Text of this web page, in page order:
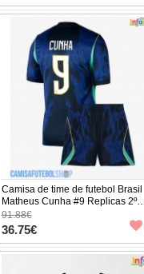
Camisa de time de futebol Brasil
Matheus Cunha #9 Replicas 2º
Equipamento Infantil Mundo 2026
Manga Curta (+ Calças curtas)
91.88€
36.75€